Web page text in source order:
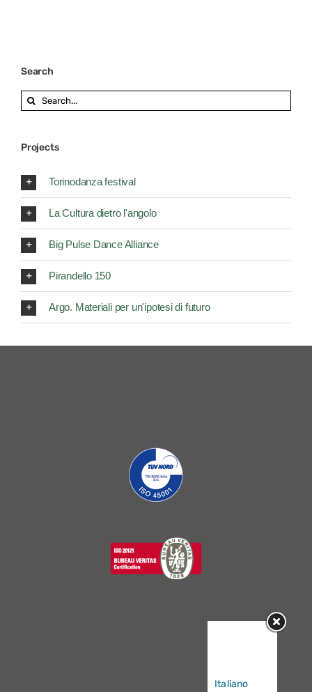
Search
Search
for:
Projects
Torinodanza festival
La Cultura dietro l'angolo
Big Pulse Dance Alliance
Pirandello 150
Argo. Materiali per un'ipotesi di futuro
Italiano